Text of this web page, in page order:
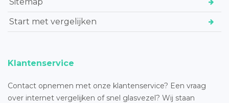
Start met vergelijken
Klantenservice
Contact opnemen met onze klantenservice? Een vraag
over internet vergelijken of snel glasvezel? Wij staan